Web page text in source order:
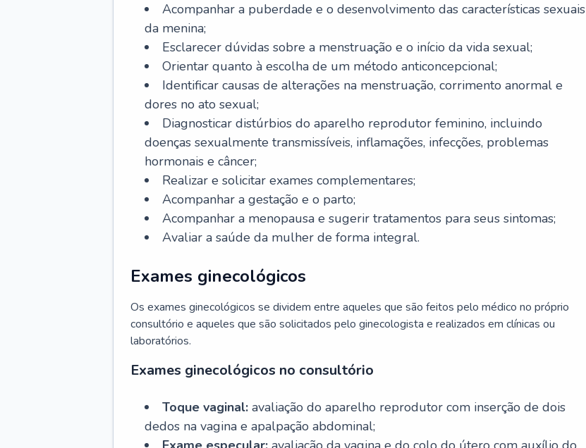
Acompanhar a puberdade e o desenvolvimento das características sexuais
da menina;
Esclarecer dúvidas sobre a menstruação e o início da vida sexual;
Orientar quanto à escolha de um método anticoncepcional;
Identificar causas de alterações na menstruação, corrimento anormal e
dores no ato sexual;
Diagnosticar distúrbios do aparelho reprodutor feminino, incluindo
doenças sexualmente transmissíveis, inflamações, infecções, problemas
hormonais e câncer;
Realizar e solicitar exames complementares;
Acompanhar a gestação e o parto;
Acompanhar a menopausa e sugerir tratamentos para seus sintomas;
Avaliar a saúde da mulher de forma integral.
Exames ginecológicos
Os exames ginecológicos se dividem entre aqueles que são feitos pelo médico no próprio
consultório e aqueles que são solicitados pelo ginecologista e realizados em clínicas ou
laboratórios.
Exames ginecológicos no consultório
Toque vaginal: avaliação do aparelho reprodutor com inserção de dois
dedos na vagina e apalpação abdominal;